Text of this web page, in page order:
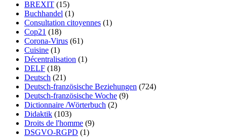
BREXIT (15)
Buchhandel (1)
Consultation citoyennes (1)
Cop21 (18)
Corona-Virus (61)
Cuisine (1)
Décentralisation (1)
DELF (18)
Deutsch (21)
Deutsch-französische Beziehungen (724)
Deutsch-französische Woche (9)
Dictionnaire /Wörterbuch (2)
Didaktik (103)
Droits de l'homme (9)
DSGVO-RGPD (1)